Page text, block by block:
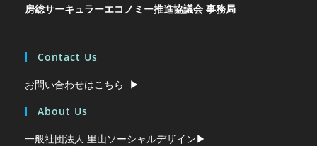
房総サーキュラーエコノミー推進協議会 事務局
Contact Us
お問い合わせはこちら ▶︎
About Us
一般社団法人 里山ソーシャルデザイン▶︎